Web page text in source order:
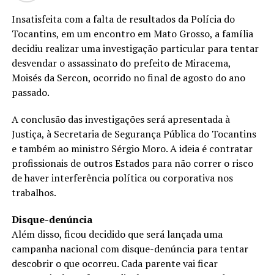
Insatisfeita com a falta de resultados da Polícia do
Tocantins, em um encontro em Mato Grosso, a família
decidiu realizar uma investigação particular para tentar
desvendar o assassinato do prefeito de Miracema,
Moisés da Sercon, ocorrido no final de agosto do ano
passado.
A conclusão das investigações será apresentada à
Justiça, à Secretaria de Segurança Pública do Tocantins
e também ao ministro Sérgio Moro. A ideia é contratar
profissionais de outros Estados para não correr o risco
de haver interferência política ou corporativa nos
trabalhos.
Disque-denúncia
Além disso, ficou decidido que será lançada uma
campanha nacional com disque-denúncia para tentar
descobrir o que ocorreu. Cada parente vai ficar